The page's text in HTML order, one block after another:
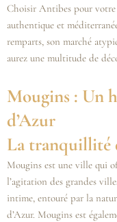
Choisir Antibes pour votre
authentique et
remparts, son marché
aurez une multitude de
Mougins : Un
d’Azur
La tranquillité
Mougins est une ville qui
l’agitation des grandes
intime, entouré par la
d’Azur. Mougins est